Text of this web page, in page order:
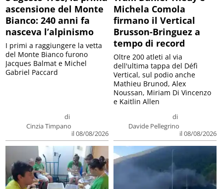
ascensione del Monte
Bianco: 240 anni fa
nasceva l’alpinismo
di
Cinzia Timpano
il 08/08/2026
I primi a raggiungere la vetta
del Monte Bianco furono
Jacques Balmat e Michel
Gabriel Paccard
Michela Comola
firmano il Vertical
Brusson-Bringuez a
tempo di record
di
Davide Pellegrino
il 08/08/2026
Oltre 200 atleti al via
dell'ultima tappa del Défì
Vertical, sul podio anche
Mathieu Brunod, Alex
Noussan, Miriam Di Vincenzo
e Kaitlin Allen